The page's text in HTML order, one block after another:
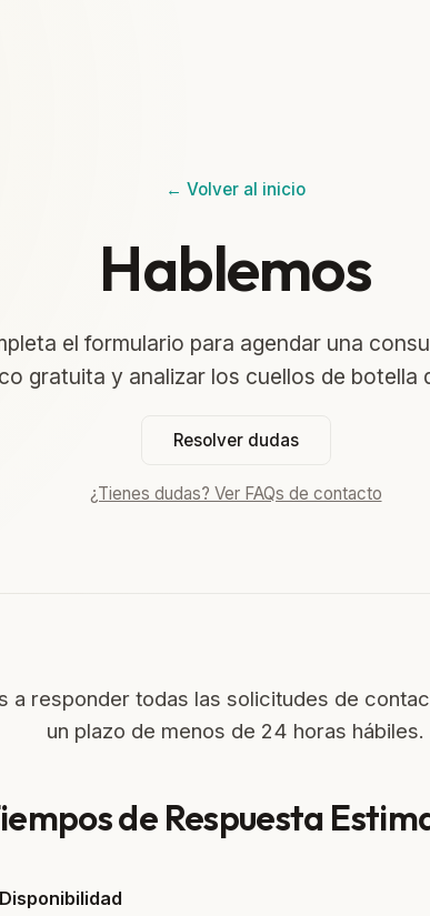
← Volver al inicio
Hablemos
el formulario para agendar una
gratuita y analizar los cuellos de botella
Resolver dudas
¿Tienes dudas? Ver FAQs de contacto
a responder todas las solicitudes de
un plazo de menos de 24 horas hábiles.
de Respuesta
Disponibilidad